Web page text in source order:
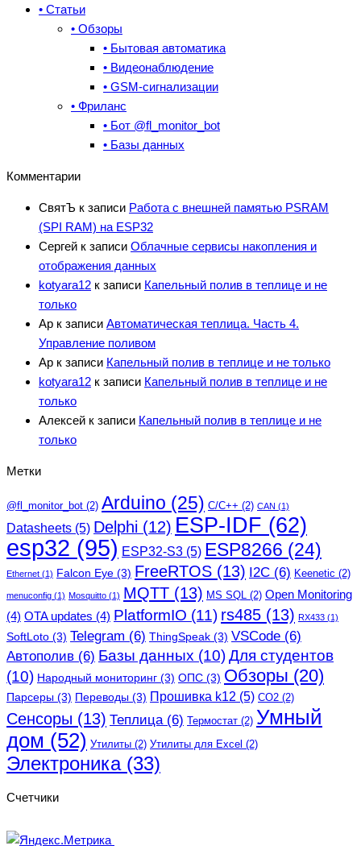
• Статьи
• Обзоры
• Бытовая автоматика
• Видеонаблюдение
• GSM-сигнализации
• Фриланс
• Бот @fl_monitor_bot
• Базы данных
Комментарии
СвятЪ к записи Работа с внешней памятью PSRAM
(SPI RAM) на ESP32
Сергей к записи Облачные сервисы накопления и
отображения данных
kotyara12 к записи Капельный полив в теплице и не
только
Ар к записи Автоматическая теплица. Часть 4.
Управление поливом
Ар к записи Капельный полив в теплице и не только
kotyara12 к записи Капельный полив в теплице и не
только
Алексей к записи Капельный полив в теплице и не
только
Метки
@fl_monitor_bot (2) Arduino (25) C/C++ (2) CAN (1)
Datasheets (5) Delphi (12) ESP-IDF (62)
esp32 (95) ESP32-S3 (5) ESP8266 (24)
Ethernet (1) Falcon Eye (3) FreeRTOS (13) I2C (6) Keenetic (2)
menuconfig (1) Mosquitto (1) MQTT (13) MS SQL (2) Open Monitoring
(4) OTA updates (4) PlatformIO (11) rs485 (13) RX433 (1)
SoftLoto (3) Telegram (6) ThingSpeak (3) VSCode (6)
Автополив (6) Базы данных (10)Для студентов
(10) Народный мониторинг (3) ОПС (3) Обзоры (20)
Парсеры (3) Переводы (3) Прошивка k12 (5) СО2 (2)
Сенсоры (13) Теплица(6) Термостат (2) Умный
дом (52) Утилиты (2) Утилиты для Excel (2)
Электроника(33)
Счетчики